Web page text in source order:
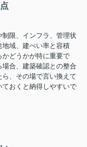
限、インフラ、管理状
域、建ぺい率と容積
どうかが特に重要で
合、建築確認との整合
、その場で言い換えて
おくと納得しやすいで